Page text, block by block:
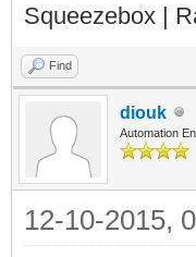
Squeezebox |
Find
diouk
Automation
12-10-2015,